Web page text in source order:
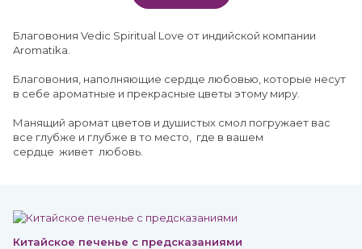
Благовония Vedic Spiritual Love от индийской компании
Aromatika.
Благовония, наполняющие сердце любовью, которые несут
в себе ароматные и прекрасные цветы этому миру.
Манящий аромат цветов и душистых смол погружает вас
все глубже и глубже в то место, где в вашем
сердце живет любовь.
Китайское печенье с предсказаниями